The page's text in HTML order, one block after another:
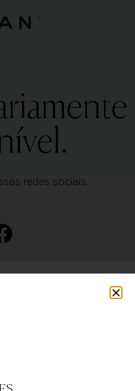
redes sociais.